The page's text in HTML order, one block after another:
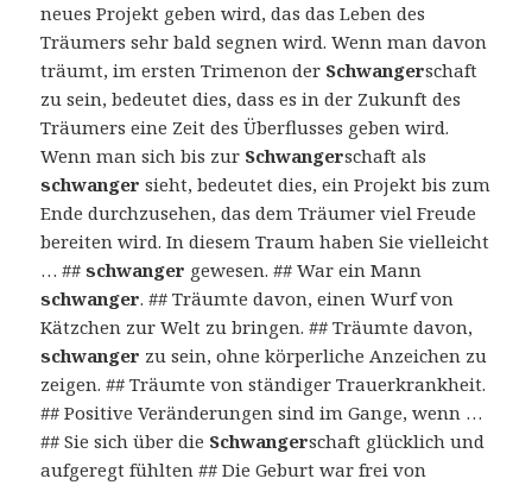
neues Projekt geben wird, das das Leben des
Träumers sehr bald segnen wird. Wenn man davon
träumt, im ersten Trimenon der Schwangerschaft
zu sein, bedeutet dies, dass es in der Zukunft des
Träumers eine Zeit des Überflusses geben wird.
Wenn man sich bis zur Schwangerschaft als
schwanger sieht, bedeutet dies, ein Projekt bis zum
Ende durchzusehen, das dem Träumer viel Freude
bereiten wird. In diesem Traum haben Sie vielleicht
… ##schwanger gewesen. ## War ein Mann
schwanger. ## Träumte davon, einen Wurf von
Kätzchen zur Welt zu bringen. ## Träumte davon,
schwanger zu sein, ohne körperliche Anzeichen zu
zeigen. ## Träumte von ständiger Trauerkrankheit.
## Positive Veränderungen sind im Gange, wenn …
## Sie sich über die Schwangerschaft glücklich und
aufgeregt fühlten ## Die Geburt war frei von